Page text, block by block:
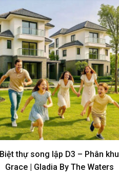
Biệt thự song lập D3 – Phân khu
Grace | Gladia By The Waters